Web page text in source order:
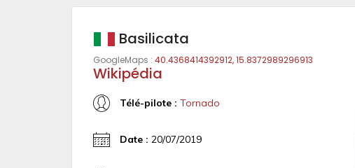
Basilicata
GoogleMaps : 40.4368414392912, 15.8372989296913
Wikipédia
Télé-pilote : Tornado
Date : 20/07/2019